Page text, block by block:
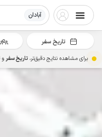
آبادان
تاریخ سفر
برای مشاهده نتایج دقیق‌تر، تاریخ سفرو